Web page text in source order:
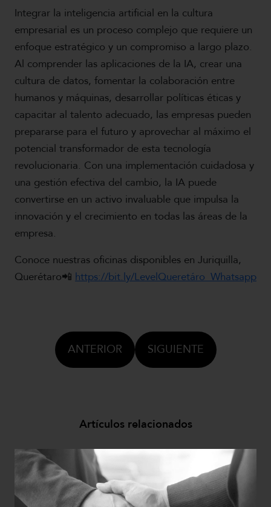
Integrar la inteligencia artificial en la cultura
empresarial es un proceso complejo que requiere un
enfoque estratégico y un compromiso a largo plazo.
Al comprender las aplicaciones de la IA, crear una
cultura de datos, fomentar la colaboración entre
humanos y máquinas, desarrollar políticas éticas y
capacitar al talento adecuado, las empresas pueden
prepararse para el futuro y aprovechar al máximo el
potencial transformador de esta tecnología
revolucionaria. Con una implementación cuidadosa y
una gestión efectiva del cambio, la IA puede
convertirse en un activo invaluable que impulsa la
innovación y el crecimiento en todas las áreas de la
empresa.
Conoce nuestras oficinas disponibles en Juriquilla,
Querétaro📲 https://bit.ly/LevelQueretáro_Whatsapp
ANTERIOR SIGUIENTE
Artículos relacionados